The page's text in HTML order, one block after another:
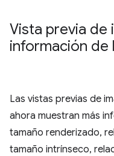
Vista previa de
información de
Las vistas previas de
ahora muestran más
tamaño renderizado,
tamaño intrínseco,